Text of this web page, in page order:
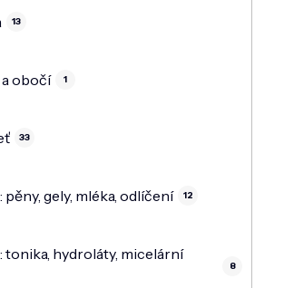
13
a obočí 1
33
gely, mléka, odlíčení 12
tonika, hydroláty, micelární
8